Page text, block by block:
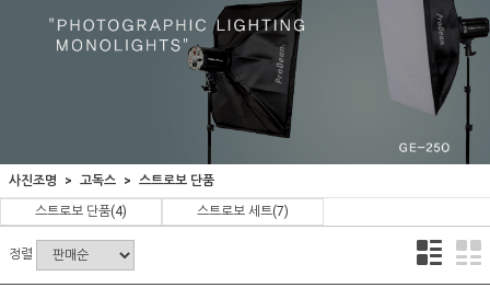
사진조명 고독스
스트로보 단품
스트로보 단품(4) 스트로보 세트(7)
정렬